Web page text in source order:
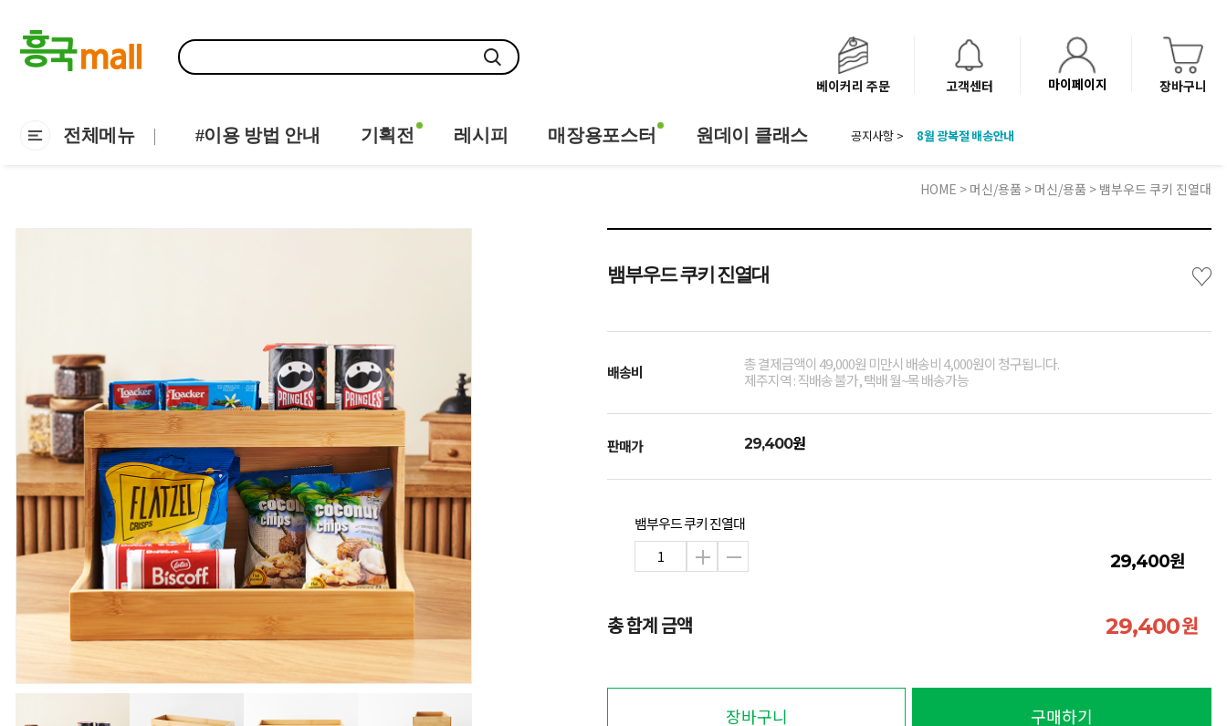
베이커리 주문 고객센터 마이페이지 장바구니
전체메뉴 #이용 방법 안내 기획전 레시피 매장용포스터 원데이 클래스 공지사항 >
'NEW 바이브믹스 or 바리스타시럽 1종' 체험단 발표
HOME > 머신/용품 > 머신/용품 > 뱀부우드 쿠키 진열대
뱀부우드 쿠키 진열대 ♡
배송비
총 결제금액이 49,000원 미만시 배송비 4,000원이 청구됩니다.
제주지역 : 직배송 불가, 택배 월~목 배송가능
판매가 29,400원
뱀부우드 쿠키 진열대
29,400원
총 합계 금액 29,400원
장바구니 구매하기